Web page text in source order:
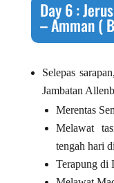
Day 6 :
– Amman (
Selepas
Jambatan
Merentas
Melawat
tengah hari
Terapung di